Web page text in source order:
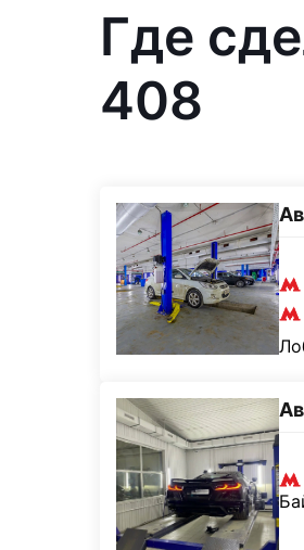
Где
408